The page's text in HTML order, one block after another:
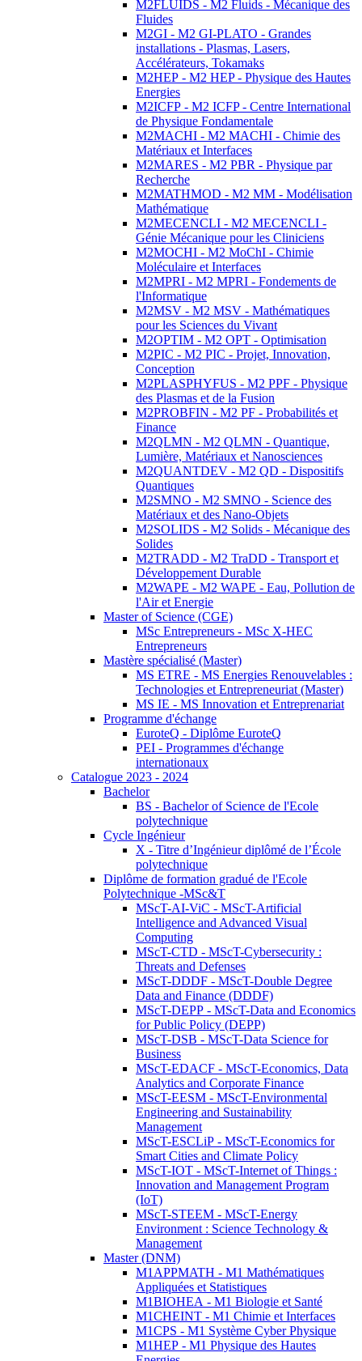
M2FLUIDS - M2 Fluids - Mécanique des
Fluides
M2GI - M2 GI-PLATO - Grandes
installations - Plasmas, Lasers,
Accélérateurs, Tokamaks
M2HEP - M2 HEP - Physique des Hautes
Energies
M2ICFP - M2 ICFP - Centre International
de Physique Fondamentale
M2MACHI - M2 MACHI - Chimie des
Matériaux et Interfaces
M2MARES - M2 PBR - Physique par
Recherche
M2MATHMOD - M2 MM - Modélisation
Mathématique
M2MECENCLI - M2 MECENCLI -
Génie Mécanique pour les Cliniciens
M2MOCHI - M2 MoChI - Chimie
Moléculaire et Interfaces
M2MPRI - M2 MPRI - Fondements de
l'Informatique
M2MSV - M2 MSV - Mathématiques
pour les Sciences du Vivant
M2OPTIM - M2 OPT - Optimisation
M2PIC - M2 PIC - Projet, Innovation,
Conception
M2PLASPHYFUS - M2 PPF - Physique
des Plasmas et de la Fusion
M2PROBFIN - M2 PF - Probabilités et
Finance
M2QLMN - M2 QLMN - Quantique,
Lumière, Matériaux et Nanosciences
M2QUANTDEV - M2 QD - Dispositifs
Quantiques
M2SMNO - M2 SMNO - Science des
Matériaux et des Nano-Objets
M2SOLIDS - M2 Solids - Mécanique des
Solides
M2TRADD - M2 TraDD - Transport et
Développement Durable
M2WAPE - M2 WAPE - Eau, Pollution de
l'Air et Energie
Master of Science (CGE)
MSc Entrepreneurs - MSc X-HEC
Entrepreneurs
Mastère spécialisé (Master)
MS ETRE - MS Energies Renouvelables :
Technologies et Entrepreneuriat (Master)
MS IE - MS Innovation et Entreprenariat
Programme d'échange
EuroteQ - Diplôme EuroteQ
PEI - Programmes d'échange
internationaux
Catalogue 2023 - 2024
Bachelor
BS - Bachelor of Science de l'Ecole
polytechnique
Cycle Ingénieur
X - Titre d’Ingénieur diplômé de l’École
polytechnique
Diplôme de formation gradué de l'Ecole
Polytechnique -MSc&T
MScT-AI-ViC - MScT-Artificial
Intelligence and Advanced Visual
Computing
MScT-CTD - MScT-Cybersecurity :
Threats and Defenses
MScT-DDDF - MScT-Double Degree
Data and Finance (DDDF)
MScT-DEPP - MScT-Data and Economics
for Public Policy (DEPP)
MScT-DSB - MScT-Data Science for
Business
MScT-EDACF - MScT-Economics, Data
Analytics and Corporate Finance
MScT-EESM - MScT-Environmental
Engineering and Sustainability
Management
MScT-ESCLiP - MScT-Economics for
Smart Cities and Climate Policy
MScT-IOT - MScT-Internet of Things :
Innovation and Management Program
(IoT)
MScT-STEEM - MScT-Energy
Environment : Science Technology &
Management
Master (DNM)
M1APPMATH - M1 Mathématiques
Appliquées et Statistiques
M1BIOHEA - M1 Biologie et Santé
M1CHEINT - M1 Chimie et Interfaces
M1CPS - M1 Système Cyber Physique
M1HEP - M1 Physique des Hautes